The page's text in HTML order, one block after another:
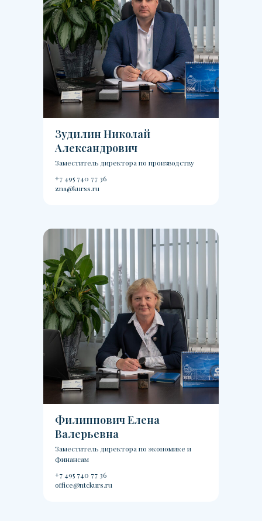
Зудилин Николай
Александрович
Заместитель директора по производству
+7 495 740 77 36
zna@kurss.ru
Филиппович Елена
Валерьевна
Заместитель директора по экономике и
финансам
+7 495 740 77 36
office@ntckurs.ru